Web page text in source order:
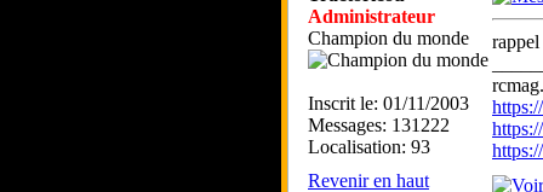
Administrateur
Champion du monde
Inscrit le: 01/11/2003
Messages: 131222
Localisation: 93
rappel
Revenir en haut